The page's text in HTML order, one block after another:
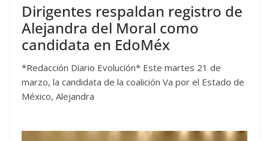
Dirigentes respaldan registro de
Alejandra del Moral como
candidata en EdoMéx
*Redacción Diario Evolución* Este martes 21 de
marzo, la candidata de la coalición Va por el Estado de
México, Alejandra